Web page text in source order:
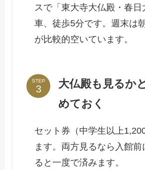
スで「東大寺大仏殿・春日
車、徒歩5分です。週末は
が比較的空いています。
STEP
大仏殿も見るか
めておく
セット券（中学生以上
ます。両方見るなら入館前
ると一度で済みます。